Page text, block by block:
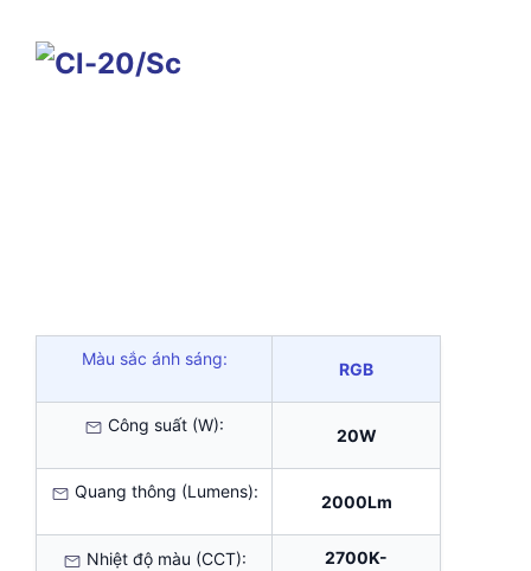
Màu sắc ánh sáng:
RGB
Công suất (W):
20W
Quang thông (Lumens):
2000Lm
Nhiệt độ màu (CCT):
2700K-